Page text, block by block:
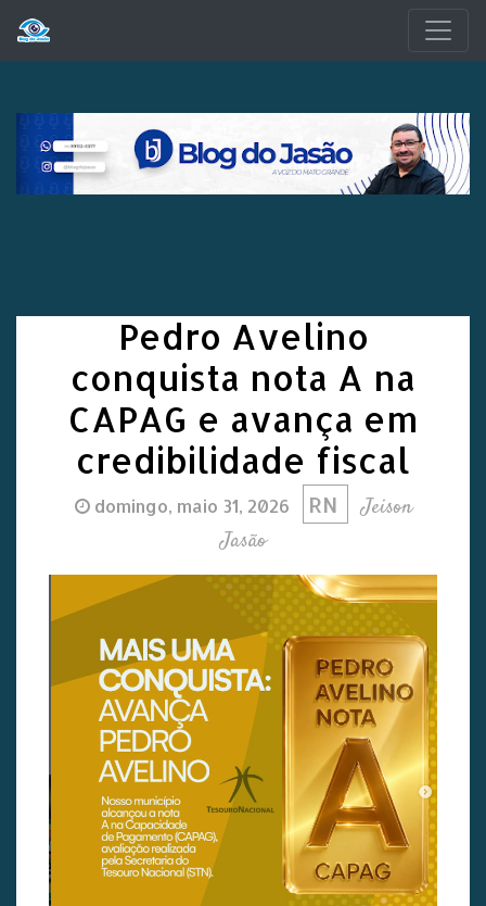
Pedro Avelino
conquista nota A na
CAPAG e avança em
credibilidade fiscal
domingo, maio 31, 2026 RN
Jeison
Jasão